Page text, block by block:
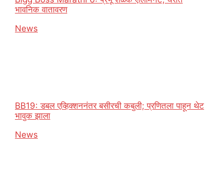
भावनिक वातावरण
In relation to
News
BB19: डबल एव्हिक्शननंतर बसीरची कबुली; प्रणितला पाहून थेट
भावुक झाला
In relation to
News